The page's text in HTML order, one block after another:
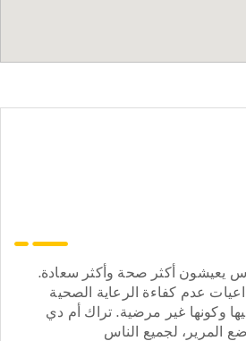
يعيشون أكثر صحة وأكثر سعادة.
عدم كفاءة الرعاية الصحية
وكونها غير مرضية. تراك أم دي
المرير، لجميع الناس